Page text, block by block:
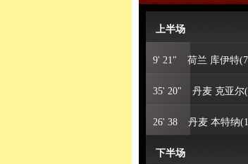
上半场
9' 21" 荷兰 库伊特
35' 20" 丹麦 克亚尔
26' 38 丹麦 本特纳
下半场